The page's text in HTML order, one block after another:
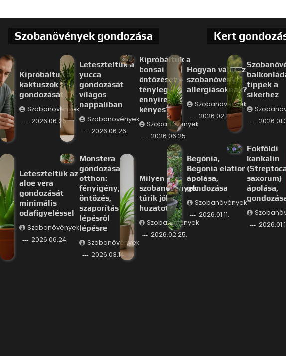
Szobanövények gondozása
Kipróbáltuk a
kaktuszok téli
gondozását
Szobanövények
2026.06.26.
Leteszteltük a
yucca
gondozását
világos
nappaliban
Szobanövények
2026.06.26.
Kipróbáltuk a
bonsai
öntözését –
tényleg
ennyire
kényes?
Szobanövények
2026.06.25.
Leteszteltük az
aloe vera
gondozását
minimális
odafigyeléssel
Szobanövények
2026.06.24.
Monstera
gondozása
otthon:
fényigény,
öntözés,
szaporítás
lépésről
lépésre
Szobanövények
2026.03.14.
Milyen
szobanövények
tűrik jól a
huzatot?
Szobanövények
2026.02.25.
Kert
Hogyan válassz
szobanövényt
allergiásoknak?
Szobanövények
2026.02.17.
tippek a
sikerhez
Begónia,
Begonia elatior
ápolása,
gondozása
Szobanövények
2026.01.11.
Fokföldi
kankalin
saxorum)
ápolása,